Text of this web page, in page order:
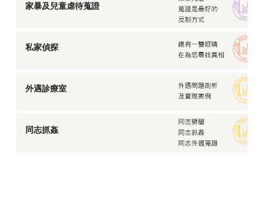
家暴及兒童虐待蒐證
私家偵探
外遇診療室
同志抓姦